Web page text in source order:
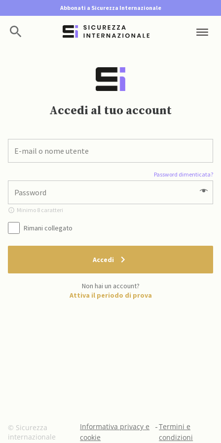
Abbonati a Sicurezza Internazionale
Accedi al tuo account
Password dimenticata?
Minimo 8 caratteri
Rimani collegato
Accedi
Non hai un account?
Attiva il periodo di prova
© Sicurezza
internazionale
Informativa privacy e
cookie
-Termini e
condizioni